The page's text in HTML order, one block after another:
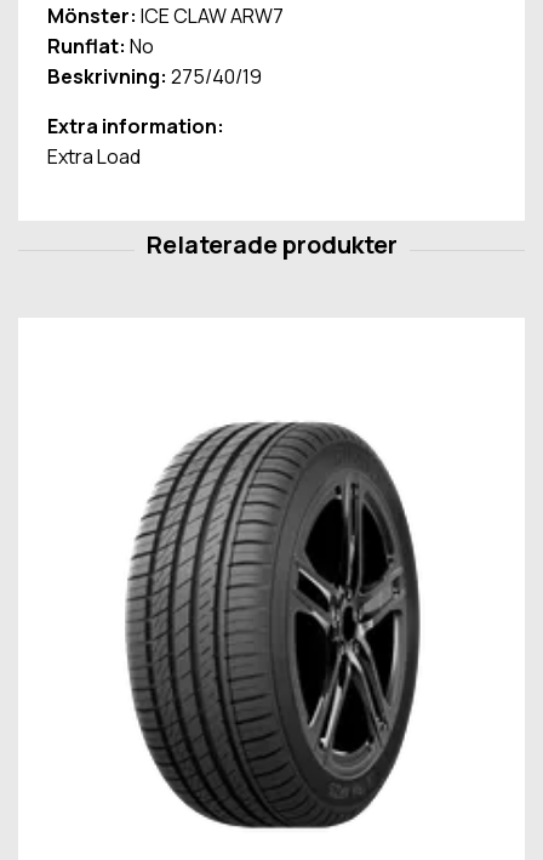
Mönster: ICE CLAW ARW7
Runflat: No
Beskrivning: 275/40/19
Extra information:
Extra Load